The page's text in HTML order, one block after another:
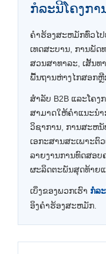
ກໍລະນີໂຄງກາ
ຄໍາຮ້ອງສະຫມັກທົ່ວໄ
ເທດສະບານ, ການພັດທ
ສວນສາທາລະ, ເສັ້ນທ
ພື້ນຖານຫ່າງໄກສອກຫຼີ
ສໍາລັບ B2B ແລະໂຄງ
ສາມາດໃຫ້ຄໍາແນະນໍ
ວິຊາການ, ການສະຫນັ
ເອກະສານສະເພາະຕົ
ລາຍງານການທົດສອ
ຜະລິດຕະພັນສຸດທ້າຍແ
ເບິ່ງຂອງພວກເຮົາ ກໍລ
ອິງຄໍາຮ້ອງສະຫມັກ.